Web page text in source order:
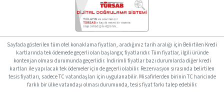
Sayfada gösterilen tüm otel konaklama fiyatları, aradığınız tarih aralığı için Belirtilen Kredi
kartlarında tek ödemede geçerli olan başlangıç fiyatlarıdır. Tüm fiyatlar, ilgili üründe
kontenjan olması durumunda geçerlidir. İndirimli fiyatlar bazı durumlarda diğer kredi
kartları ile yapılacak tek ödemeler için de geçerli olabilir. Rezervasyon sırasında belirtilen
tesis fiyatları, sadece TC vatandaşları için uygulanabilir. Misafirlerden birinin TC haricinde
farklı bir ülke vatandaşı olması durumunda, tesis fiyat farkı talep edebilir.